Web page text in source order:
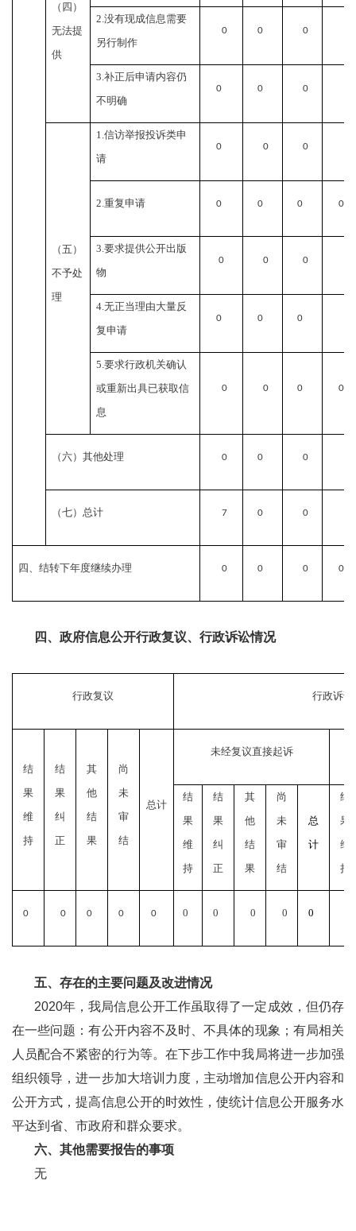
（四）
无法提
供
2.没有现成信息需要
另行制作
0 0 0
3.补正后申请内容仍
不明确
0 0 0
（五）
不予处
理
1.信访举报投诉类申
请
0 0 0
2.重复申请 0 0 0 0
3.要求提供公开出版
物
0 0 0
4.无正当理由大量反
复申请
0 0 0
5.要求行政机关确认
或重新出具已获取信
息
0 0 0 0
（六）其他处理 0 0 0
（七）总计 7 0 0
四、结转下年度继续办理 0 0 0 0
四、政府信息公开行政复议、行政诉讼情况
行政复议 行政诉讼
结
果
维
持
结
果
纠
正
其
他
结
果
尚
未
审
结
总计
未经复议直接起诉
结
果
维
持
结
果
纠
正
其
他
结
果
尚
未
审
结
总
计
结
果
维
持
0 0 0 0 0 0 0 0 0 0
五、存在的主要问题及改进情况
2020年，我局信息公开工作虽取得了一定成效，但仍存
在一些问题：有公开内容不及时、不具体的现象；有局相关
人员配合不紧密的行为等。在下步工作中我局将进一步加强
组织领导，进一步加大培训力度，主动增加信息公开内容和
公开方式，提高信息公开的时效性，使统计信息公开服务水
平达到省、市政府和群众要求。
六、其他需要报告的事项
无